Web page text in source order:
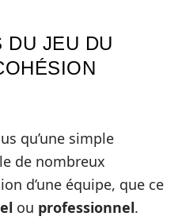
DU JEU DU
qu’une simple
de nombreux
d’une équipe, que ce
ou professionnel.